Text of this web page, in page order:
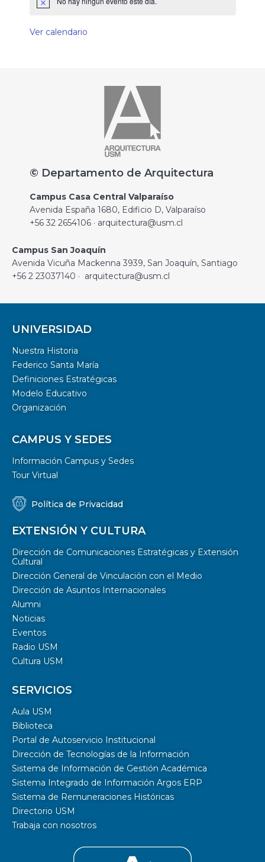
Ver calendario
© Departamento de Arquitectura
Campus Casa Central Valparaíso
Avenida España 1680, Edificio D, Valparaíso
+56 32 2654106 · arquitectura@usm.cl
Campus San Joaquín
Avenida Vicuña Mackenna 3939, San Joaquín, Santiago
+56 2 23037140 · arquitectura@usm.cl
UNIVERSIDAD
Nuestra Historia
Federico Santa María
Definiciones Estratégicas
Modelo Educativo
Organización
CAMPUS Y SEDES
Información Campus y Sedes
Tour Virtual
Política de Privacidad
EXTENSIÓN Y CULTURA
Dirección de Comunicaciones Estratégicas y Extensión
Cultural
Dirección General de Vinculación con el Medio
Dirección de Asuntos Internacionales
Alumni
Noticias
Eventos
Radio USM
Cultura USM
SERVICIOS
Aula USM
Biblioteca
Portal de Autoservicio Institucional
Dirección de Tecnologías de la Información
Sistema de Información de Gestión Académica
Sistema Integrado de Información Argos ERP
Sistema de Remuneraciones Históricas
Directorio USM
Trabaja con nosotros